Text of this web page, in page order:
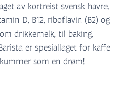
av kortreist svensk havre.
D, B12, riboflavin (B2) og
drikkemelk, til baking,
er spesiallaget for kaffe
som en drøm!